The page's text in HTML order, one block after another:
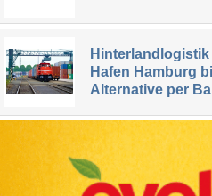
Hafen Hamburg
Alternative per